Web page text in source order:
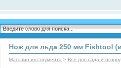
Нож для льда 250 мм Fishtool
Магазин инструмента > Все для сада и